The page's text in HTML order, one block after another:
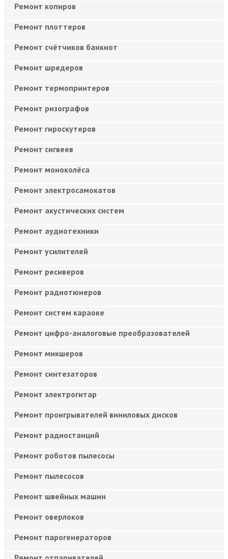
Ремонт копиров
Ремонт плоттеров
Ремонт счётчиков банкнот
Ремонт шредеров
Ремонт термопринтеров
Ремонт ризографов
Ремонт гироскутеров
Ремонт сигвеев
Ремонт моноколёса
Ремонт электросамокатов
Ремонт акустических систем
Ремонт аудиотехники
Ремонт усилителей
Ремонт ресиверов
Ремонт радиотюнеров
Ремонт систем караоке
Ремонт цифро-аналоговые преобразователей
Ремонт микшеров
Ремонт синтезаторов
Ремонт электрогитар
Ремонт проигрывателей виниловых дисков
Ремонт радиостанций
Ремонт роботов пылесосы
Ремонт пылесосов
Ремонт швейных машин
Ремонт оверлоков
Ремонт парогенераторов